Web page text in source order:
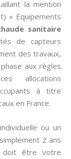
la mention
« Equipements
sanitaire
de capteurs
des travaux,
aux règles
allocations
à titre
en France.
ou un
2 ans
doit être votre